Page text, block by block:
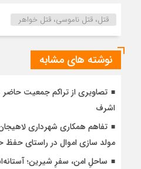
قتل، قتل ناموسی، قتل خواهر
نوشته های مشابه
تصاویری از تراکم جمعیت
اشرف
تفاهم همکاری شهرداری
مولد سازی اموال در راستای حفظ
ساحلِ امن، سفرِ شیرین؛